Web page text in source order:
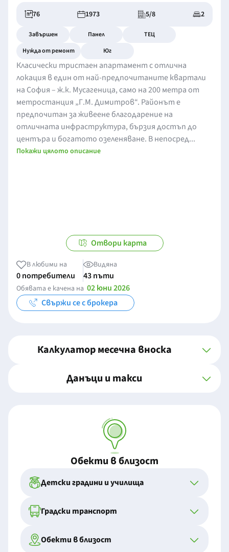
76 1973 5/8 2
Завършен Панел
ТЕЦ
Нужда от ремонт
Юг
Класически тристаен апартамент с отлична
локация в един от най-предпочитаните квартали
на София – ж.к. Мусагеница, само на 200 метра от
метростанция „Г.М. Димитров“. Районът е
предпочитан за живеене благодарение на
отличната инфраструктура, бързия достъп до
центъра и богатото озеленяване. В непосред...
Покажи цялото описание
Отвори карта
В любими на
0 потребители
Видяна
43 пъти
Обявата е качена на 02 юни 2026
Свържи се с брокера
Калкулатор месечна вноска
Данъци и такси
Обекти в близост
Детски градини и училища
Градски транспорт
Обекти в близост